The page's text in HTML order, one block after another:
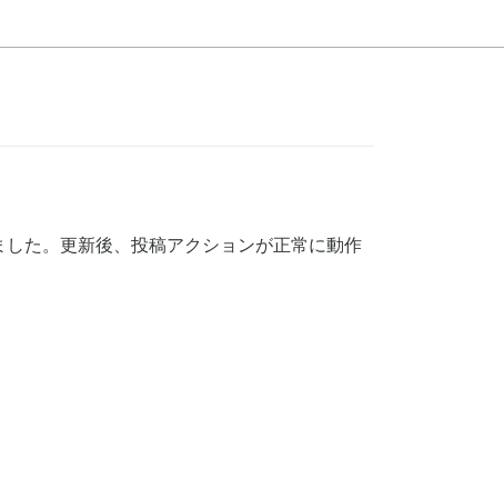
した。更新後、投稿アクションが正常に動作